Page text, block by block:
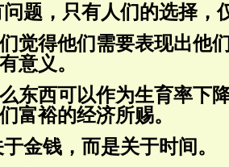
题，只有人们的选择，
觉得他们需要表现出他
意义。
东西可以作为生育率下
富裕的经济所赐。
金钱，而是关于时间。